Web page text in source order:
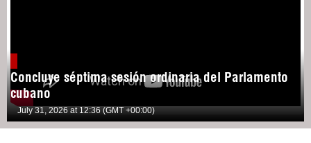
Concluye séptima sesión ordinaria del Parlamento
cubano
July 31, 2026 at 12:36 (GMT +00:00)